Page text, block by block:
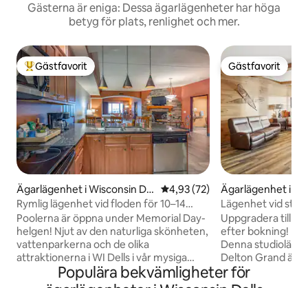
Gästerna är eniga: Dessa ägarlägenheter har höga
betyg för plats, renlighet och mer.
Populär gästfavorit
Gästfavorit
Ägarlägenhet i Wisconsin Del
ls
4,93 av 5 i genomsnittligt
4,93 (72)
Rymlig lägenhet vid floden för 10–14
personer
Poolerna är öppna under Memorial Day-
helgen! Njut av den naturliga skönheten,
vattenparkerna och de olika
attraktionerna i WI Dells i vår mysiga
men ändå rymliga lägenhet med 3
sovrum och 3 badrum (10–14 sovplatser).
Gästfavorit
Gästfavorit
Ägarlägenhet i
ells
Lägenhet vid
Uppgradera till
efter bokning! RÖKNING FÖRBJUDET
Denna
Delton Grand är
för alla par. Våra gäster njuter av utsikten
över vattnet och
Populära bekvämligheter för